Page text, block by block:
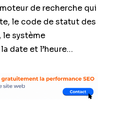
moteur de recherche qui
le code de statut des
le système
date et l’heure…